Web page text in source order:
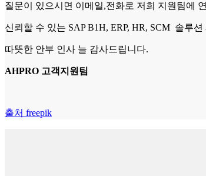
질문이 있으시면 이메일,전화로 저희 지원팀에
신뢰할 수 있는 SAP B1H, ERP, HR, SCM 솔루
따뜻한 안부 인사 늘 감사드립니다.
AHPRO 고객지원팀
출처 freepik